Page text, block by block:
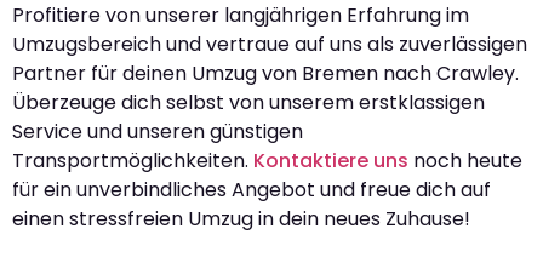
Profitiere von unserer langjährigen Erfahrung im
Umzugsbereich und vertraue auf uns als zuverlässigen
Partner für deinen Umzug von Bremen nach Crawley.
Überzeuge dich selbst von unserem erstklassigen
Service und unseren günstigen
Transportmöglichkeiten. Kontaktiere uns noch heute
für ein unverbindliches Angebot und freue dich auf
einen stressfreien Umzug in dein neues Zuhause!